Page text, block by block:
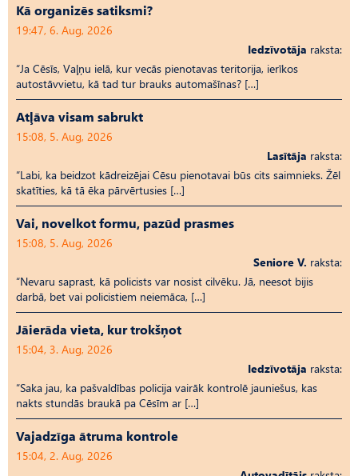
Kā organizēs satiksmi?
19:47, 6. Aug, 2026
Iedzīvotāja raksta:
“Ja Cēsīs, Vaļņu ielā, kur vecās pienotavas teritorija, ierīkos
autostāvvietu, kā tad tur brauks automašīnas? […]
Atļāva visam sabrukt
15:08, 5. Aug, 2026
Lasītāja raksta:
“Labi, ka beidzot kādreizējai Cēsu pienotavai būs cits saimnieks. Žēl
skatīties, kā tā ēka pārvērtusies […]
Vai, novelkot formu, pazūd prasmes
15:08, 5. Aug, 2026
Seniore V. raksta:
“Nevaru saprast, kā policists var nosist cilvēku. Jā, neesot bijis
darbā, bet vai policistiem neiemāca, […]
Jāierāda vieta, kur trokšņot
15:04, 3. Aug, 2026
Iedzīvotāja raksta:
“Saka jau, ka pašvaldības policija vairāk kontrolē jauniešus, kas
nakts stundās braukā pa Cēsīm ar […]
Vajadzīga ātruma kontrole
15:04, 2. Aug, 2026